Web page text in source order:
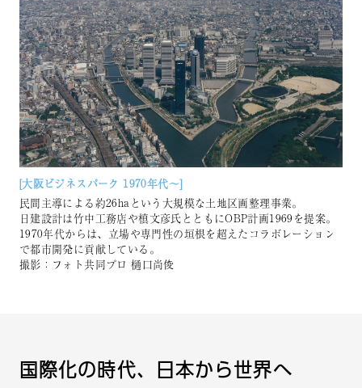
[⼤阪ビジネスパーク 1970年代～]
民間主導による約26haという大規模な土地区画整理事業。
日建設計は竹中工務店や槙文彦氏とともにOBP計画1969を提案。
1970年代からは、立場や専門性の垣根を超えたコラボレーション
で都市開発に貢献している。
撮影：フォト共同プロ 樋口尚俊
国際化の時代、日本から世界へ